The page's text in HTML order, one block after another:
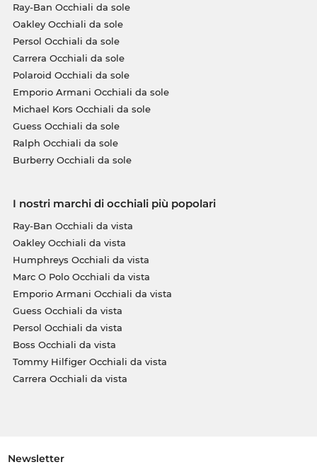
Ray-Ban Occhiali da sole
Oakley Occhiali da sole
Persol Occhiali da sole
Carrera Occhiali da sole
Polaroid Occhiali da sole
Emporio Armani Occhiali da sole
Michael Kors Occhiali da sole
Guess Occhiali da sole
Ralph Occhiali da sole
Burberry Occhiali da sole
I nostri marchi di occhiali più popolari
Ray-Ban Occhiali da vista
Oakley Occhiali da vista
Humphreys Occhiali da vista
Marc O Polo Occhiali da vista
Emporio Armani Occhiali da vista
Guess Occhiali da vista
Persol Occhiali da vista
Boss Occhiali da vista
Tommy Hilfiger Occhiali da vista
Carrera Occhiali da vista
Newsletter